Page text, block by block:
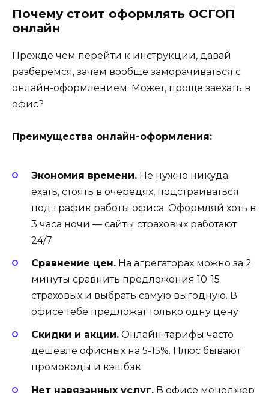
Почему стоит оформлять ОСГОП
онлайн
Прежде чем перейти к инструкции, давай
разберемся, зачем вообще заморачиваться с
онлайн-оформлением. Может, проще заехать в
офис?
Преимущества онлайн-оформления:
Экономия времени. Не нужно никуда
ехать, стоять в очередях, подстраиваться
под график работы офиса. Оформляй хоть в
3 часа ночи — сайты страховых работают
24/7
Сравнение цен. На агрегаторах можно за 2
минуты сравнить предложения 10-15
страховых и выбрать самую выгодную. В
офисе тебе предложат только одну цену
Скидки и акции. Онлайн-тарифы часто
дешевле офисных на 5-15%. Плюс бывают
промокоды и кэшбэк
Нет навязанных услуг. В офисе менеджер